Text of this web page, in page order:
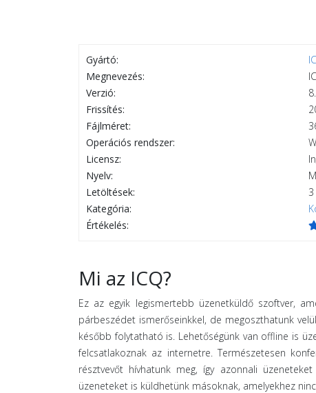
Gyártó:
Megnevezés:
Verzió:
Frissítés:
Fájlméret:
Operációs rendszer:
Licensz:
Nyelv:
Letöltések:
Kategória:
Értékelés:
Mi az ICQ?
Ez az egyik legismertebb üzenetküldő szoftver,
párbeszédet ismerőseinkkel, de megoszthatunk
később folytatható is. Lehetőségünk van offline is
felcsatlakoznak az internetre. Természetesen
résztvevőt hívhatunk meg, így azonnali
üzeneteket is küldhetünk másoknak, amelyekhez